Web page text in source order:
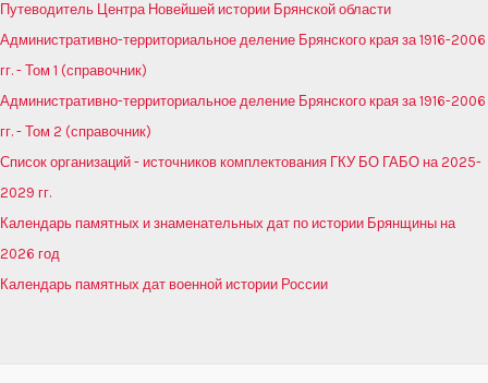
Путеводитель Центра Новейшей истории Брянской области
Административно-территориальное деление Брянского края за 1916-2006
гг. - Том 1 (справочник)
Административно-территориальное деление Брянского края за 1916-2006
гг. - Том 2 (справочник)
Список организаций - источников комплектования ГКУ БО ГАБО на 2025-
2029 гг.
Календарь памятных и знаменательных дат по истории Брянщины на
2026 год
Календарь памятных дат военной истории России